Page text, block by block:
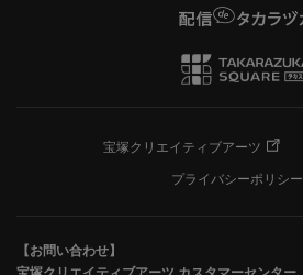
宝塚クリエイティブアーツ
プライバシーポリシー
【お問い合わせ】